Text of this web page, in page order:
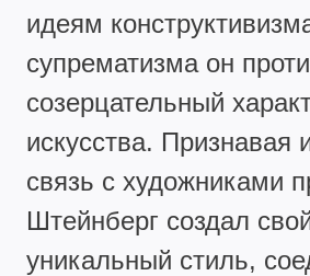
идеям
супрематизма он
созерцательный
искусства.
связь с художниками
Штейнберг создал
уникальный стиль,